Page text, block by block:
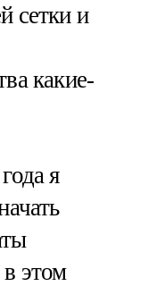
сетки и
какие-
я
этом